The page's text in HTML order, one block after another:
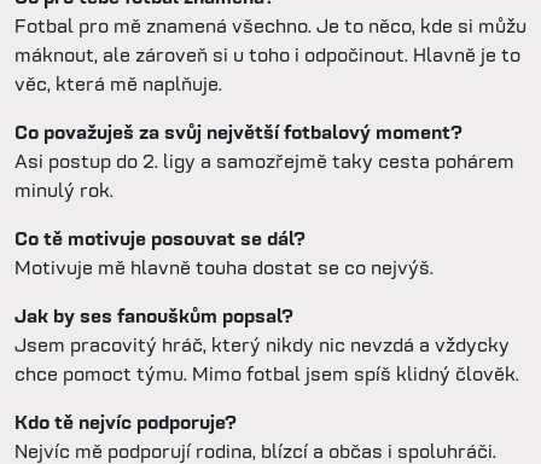
Fotbal pro mě znamená všechno. Je to něco, kde si můžu
máknout, ale zároveň si u toho i odpočinout. Hlavně je to
věc, která mě naplňuje.
Co považuješ za svůj největší fotbalový moment?
Asi postup do 2. ligy a samozřejmě taky cesta pohárem
minulý rok.
Co tě motivuje posouvat se dál?
Motivuje mě hlavně touha dostat se co nejvýš.
Jak by ses fanouškům popsal?
Jsem pracovitý hráč, který nikdy nic nevzdá a vždycky
chce pomoct týmu. Mimo fotbal jsem spíš klidný člověk.
Kdo tě nejvíc podporuje?
Nejvíc mě podporují rodina, blízcí a občas i spoluhráči.